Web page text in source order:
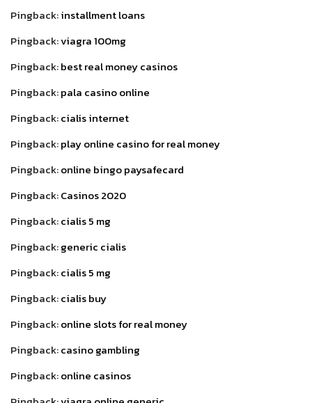
Pingback:installment loans
Pingback:viagra 100mg
Pingback:best real money casinos
Pingback:pala casino online
Pingback:cialis internet
Pingback:play online casino for real money
Pingback:online bingo paysafecard
Pingback:Casinos 2020
Pingback:cialis 5 mg
Pingback:generic cialis
Pingback:cialis 5 mg
Pingback:cialis buy
Pingback:online slots for real money
Pingback:casino gambling
Pingback:online casinos